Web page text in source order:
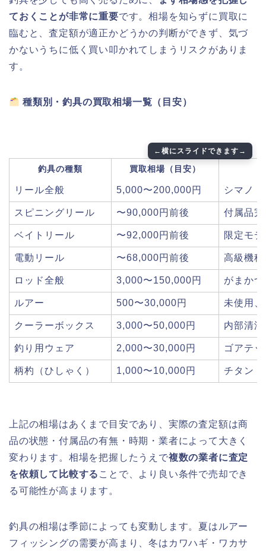
ておくことが非常に重要です。相場を知らずに買取に
臨むと、査定額が適正かどうかの判断ができず、気づ
かないうちに低く買い叩かれてしまうリスクがありま
す。
種類別・釣具の買取相場一覧（目安）
釣具の種類 買取相場（目安）
リール全般 5,000〜200,000円 シマノ
スピニングリール 〜90,000円前後 付属品
ベイトリール 〜92,000円前後 限定モ
電動リール 〜68,000円前後 高級機
ロッド全般 3,000〜150,000円 がまか
ルアー 500〜30,000円 未使用
クーラーボックス 3,000〜50,000円 内部清
釣り用ウェア 2,000〜30,000円 ゴアテ
柄杓（ひしゃく） 1,000〜10,000円 チタン
上記の相場はあくまで目安であり、実際の査定額は商
品の状態・付属品の有無・時期・業者によって大きく
変わります。相場を把握したうえで複数の業者に査定
を依頼して比較する ことで、より良い条件で売却でき
る可能性が高まります。
釣具の相場は季節によっても変動します。夏はルアー
フィッシングの需要が高まり、冬はカワハギ・ワカサ